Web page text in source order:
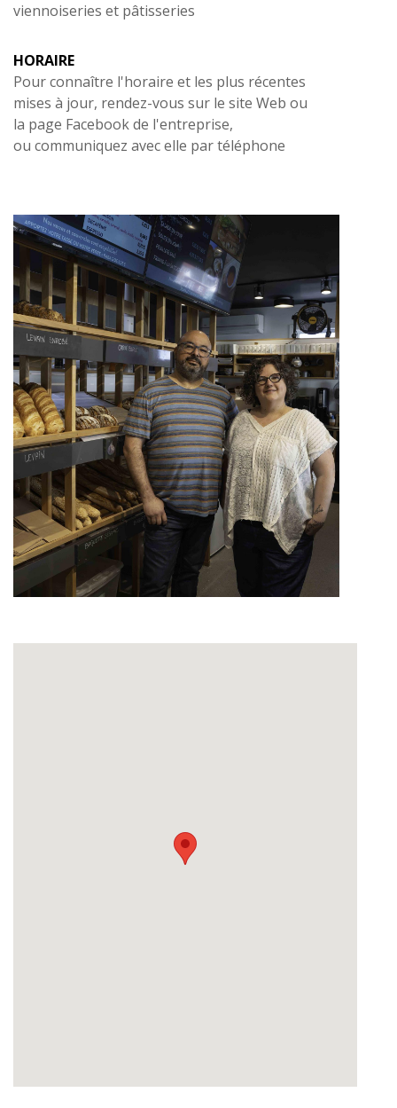
viennoiseries et pâtisseries
HORAIRE
Pour connaître l'horaire et les plus récentes
mises à jour, rendez-vous sur le site Web ou
la page Facebook de l'entreprise,
ou communiquez avec elle par téléphone